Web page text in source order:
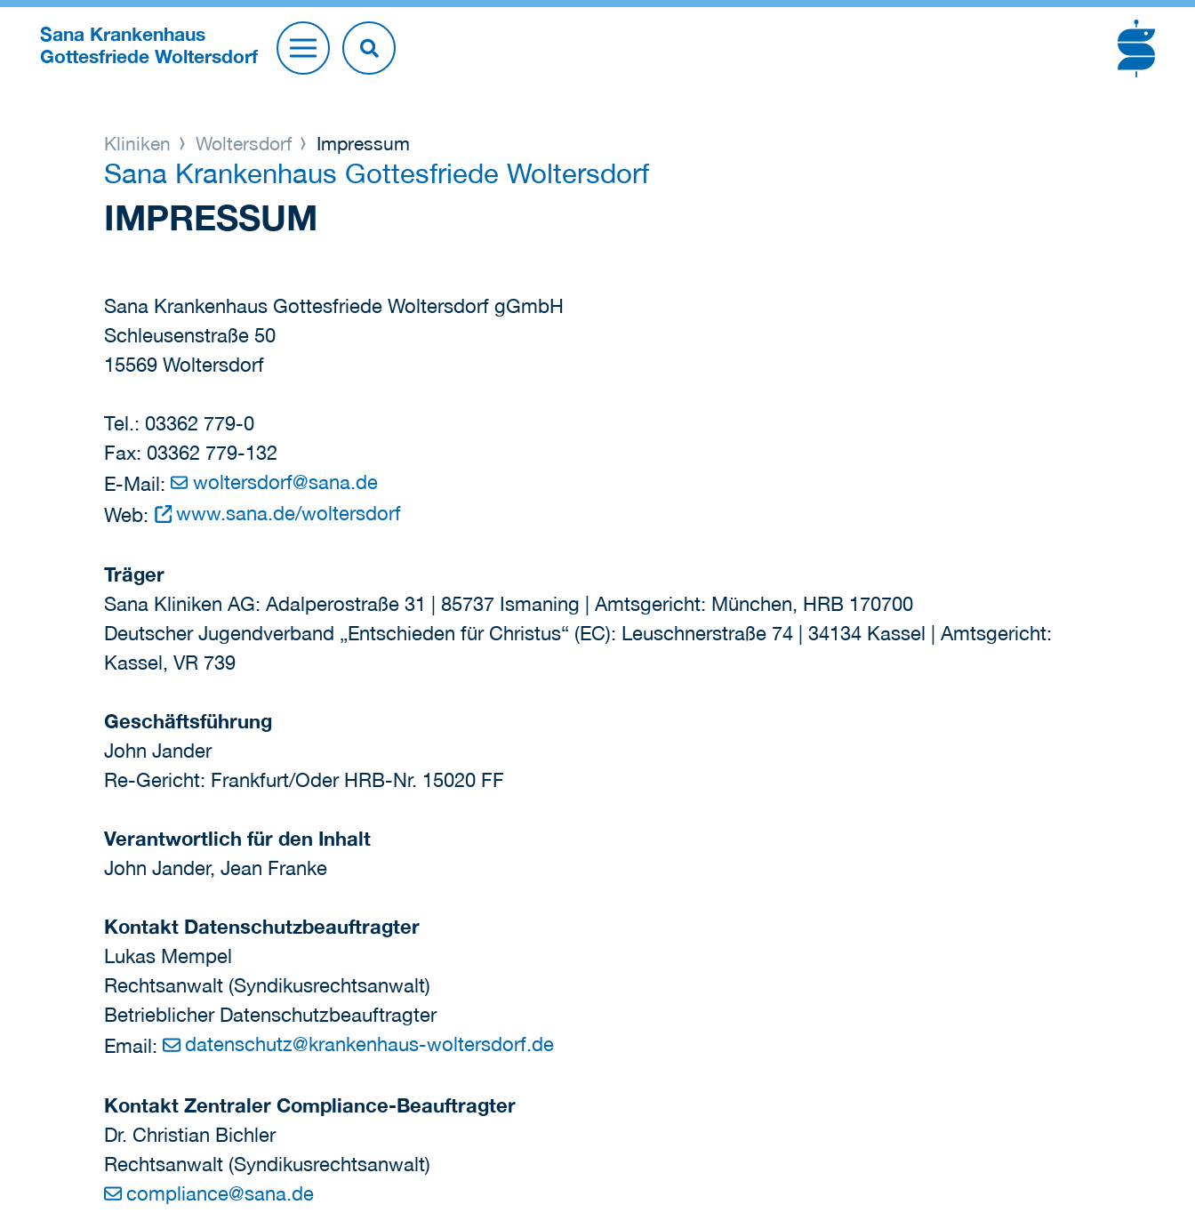
Sana Krankenhaus
Gottesfriede Woltersdorf
Kliniken Woltersdorf Impressum
Sana Krankenhaus Gottesfriede Woltersdorf
IMPRESSUM
Sana Krankenhaus Gottesfriede Woltersdorf gGmbH
Schleusenstraße 50
15569 Woltersdorf
Tel.: 03362 779-0
Fax: 03362 779-132
E-Mail:
woltersdorf@sana.de
Web:
www.sana.de/woltersdorf
Träger
Sana Kliniken AG: Adalperostraße 31 | 85737 Ismaning | Amtsgericht: München, HRB 170700
Deutscher Jugendverband „Entschieden für Christus“ (EC): Leuschnerstraße 74 | 34134 Kassel | Amtsgericht:
Kassel, VR 739
Geschäftsführung
John Jander
Re-Gericht: Frankfurt/Oder HRB-Nr. 15020 FF
Verantwortlich für den Inhalt
John Jander, Jean Franke
Kontakt Datenschutzbeauftragter
Lukas Mempel
Rechtsanwalt (Syndikusrechtsanwalt)
Betrieblicher Datenschutzbeauftragter
Email:
datenschutz@krankenhaus-woltersdorf.de
Kontakt Zentraler Compliance-Beauftragter
Dr. Christian Bichler
Rechtsanwalt (Syndikusrechtsanwalt)
compliance@sana.de